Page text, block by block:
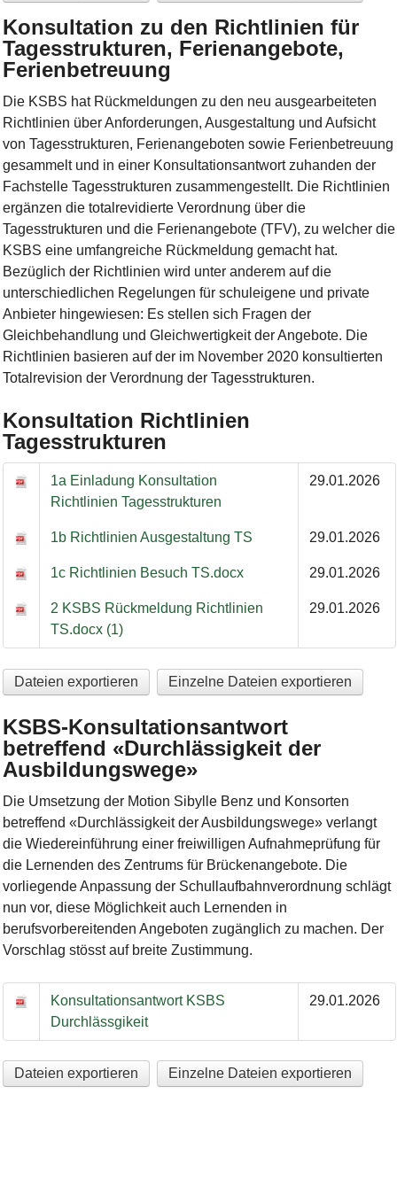
Konsultation zu den Richtlinien für
Tagesstrukturen, Ferienangebote,
Ferienbetreuung
Die KSBS hat Rückmeldungen zu den neu ausgearbeiteten
Richtlinien über Anforderungen, Ausgestaltung und Aufsicht
von Tagesstrukturen, Ferienangeboten sowie Ferienbetreuung
gesammelt und in einer Konsultationsantwort zuhanden der
Fachstelle Tagesstrukturen zusammengestellt. Die Richtlinien
ergänzen die totalrevidierte Verordnung über die
Tagesstrukturen und die Ferienangebote (TFV), zu welcher die
KSBS eine umfangreiche Rückmeldung gemacht hat.
Bezüglich der Richtlinien wird unter anderem auf die
unterschiedlichen Regelungen für schuleigene und private
Anbieter hingewiesen: Es stellen sich Fragen der
Gleichbehandlung und Gleichwertigkeit der Angebote. Die
Richtlinien basieren auf der im November 2020 konsultierten
Totalrevision der Verordnung der Tagesstrukturen.
Konsultation Richtlinien
Tagesstrukturen
Konsultation Richtlinien Tagesstrukturen
1a Einladung Konsultation
Richtlinien Tagesstrukturen
29.01.2026
1b Richtlinien Ausgestaltung TS 29.01.2026
1c Richtlinien Besuch TS.docx 29.01.2026
2 KSBS Rückmeldung Richtlinien
TS.docx (1)
29.01.2026
Dateien exportieren Einzelne Dateien exportieren
KSBS-Konsultationsantwort
betreffend «Durchlässigkeit der
Ausbildungswege»
Die Umsetzung der Motion Sibylle Benz und Konsorten
betreffend «Durchlässigkeit der Ausbildungswege» verlangt
die Wiedereinführung einer freiwilligen Aufnahmeprüfung für
die Lernenden des Zentrums für Brückenangebote. Die
vorliegende Anpassung der Schullaufbahnverordnung schlägt
nun vor, diese Möglichkeit auch Lernenden in
berufsvorbereitenden Angeboten zugänglich zu machen. Der
Vorschlag stösst auf breite Zustimmung.
Konsultationsantwort KSBS
Durchlässgikeit
29.01.2026
Dateien exportieren Einzelne Dateien exportieren